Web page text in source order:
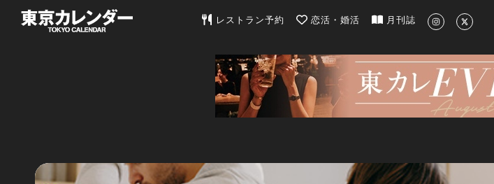
東京カレンダー | 最新のグルメ、洗練されたライフスタイル情
レストラン予約 恋活・婚活 月刊誌